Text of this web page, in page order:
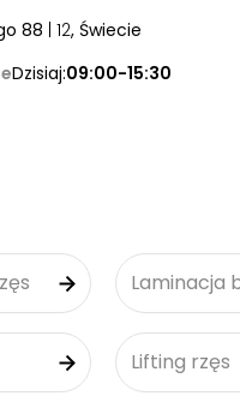
88 | 12, Świecie
Dzisiaj:09:00-15:30
Laminacja
Lifting rzęs